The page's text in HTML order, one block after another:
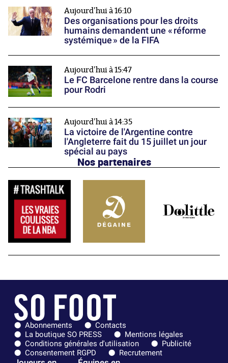
Aujourd'hui à 16:10
Des organisations pour les droits
humains demandent une « réforme
systémique » de la FIFA
Aujourd'hui à 15:47
Le FC Barcelone rentre dans la course
pour Rodri
Aujourd'hui à 14:35
La victoire de l'Argentine contre
l'Angleterre fait du 15 juillet un jour
spécial au pays
Nos partenaires
Abonnements
Contacts
La boutique SO PRESS
Mentions légales
Conditions générales d'utilisation
Publicité
Consentement RGPD
Recrutement